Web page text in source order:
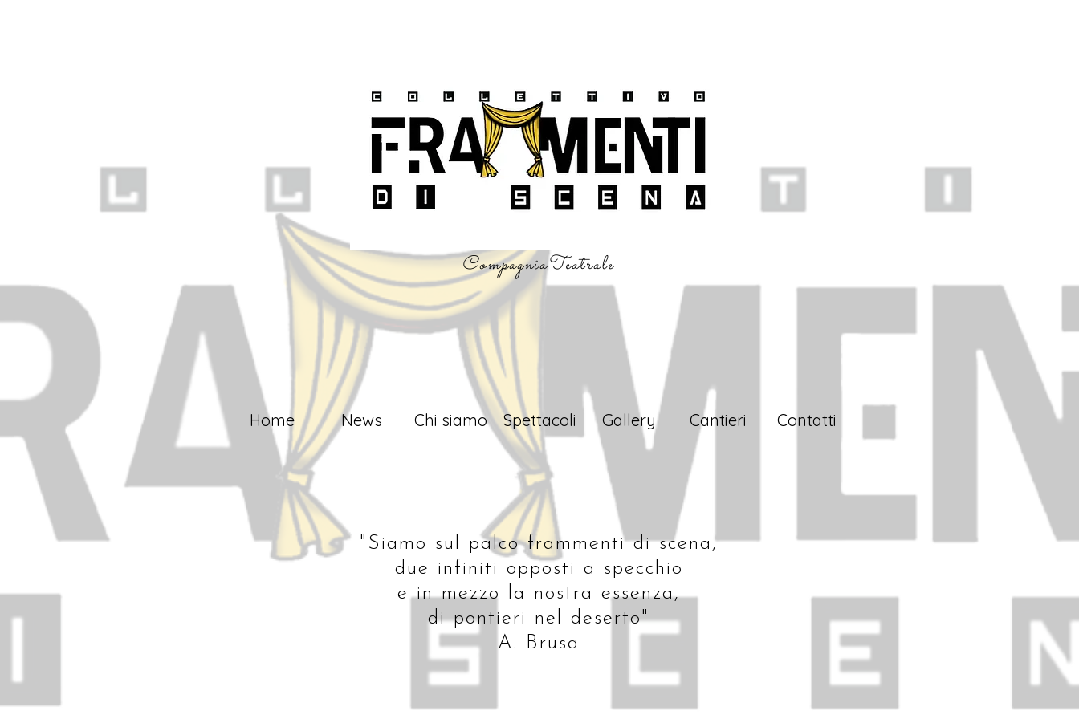
CompagniaTeatrale
Home News Chi siamo Spettacoli Gallery Cantieri Contatti
"Siamo sul palco frammenti di scena,
due infiniti opposti a specchio
e in mezzo la nostra essenza,
di pontieri nel deserto"
A. Brusa